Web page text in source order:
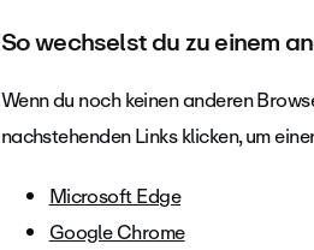
So wechselst du zu einem
Wenn du noch keinen anderen
nachstehenden Links klicken, um
Microsoft Edge
Google Chrome